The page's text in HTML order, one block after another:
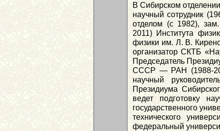
В Сибирском
научный сотрудник
отделом (с 1982),
2011) Института
физики им. Л. В.
организатор СКТБ
Председатель
СССР — РАН (1988-
научный
Президиума
ведет подготовку
государственного
технического
федеральный